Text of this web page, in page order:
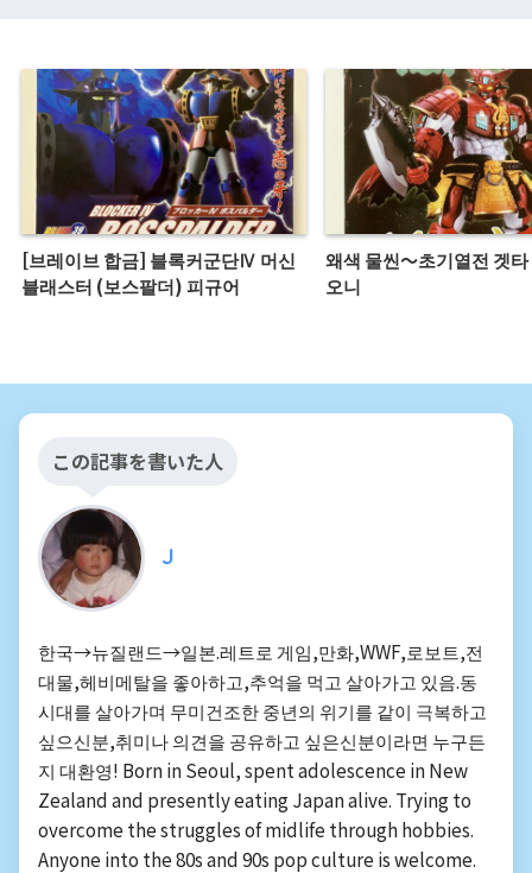
[브레이브 합금] 블록커군단Ⅳ 머신
블래스터 (보스팔더) 피규어
왜색 물씬～초기열전 겟
오니
この記事を書いた人
J
한국→뉴질랜드→일본.레트로 게임,만화,WWF,로보트,전
대물,헤비메탈을 좋아하고,추억을 먹고 살아가고 있음.동
시대를 살아가며 무미건조한 중년의 위기를 같이 극복하고
싶으신분,취미나 의견을 공유하고 싶은신분이라면 누구든
지 대환영! Born in Seoul, spent adolescence in New
Zealand and presently eating Japan alive. Trying to
overcome the struggles of midlife through hobbies.
Anyone into the 80s and 90s pop culture is welcome.